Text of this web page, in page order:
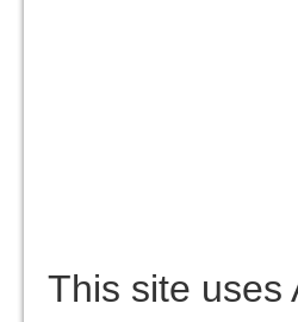
This site